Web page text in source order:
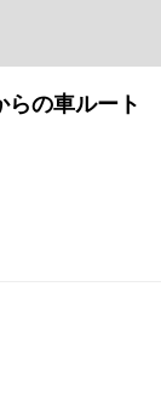
らの車ルート